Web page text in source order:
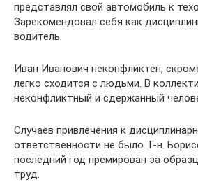
представлял свой автомобиль к
Зарекомендовал себя как
водитель.
Иван Иванович неконфликтен,
легко сходится с людьми. В
неконфликтный и сдержанный
Случаев привлечения к
ответственности не было. Г-н.
последний год премирован за
труд.